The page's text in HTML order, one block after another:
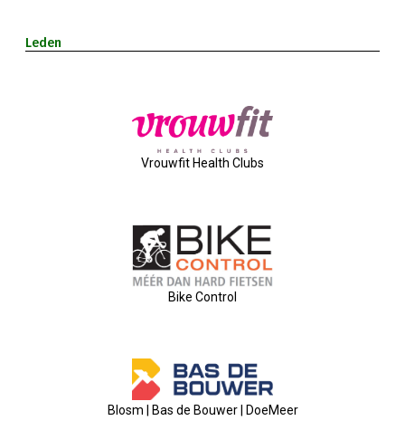
Save The Date: 13 April 2023
Ledendag 2022: Nieuw Begin
ALV 2022 - Notulen
Privé Adressen
Leden
Vrouwfit Health Clubs
Bike Control
Blosm | Bas de Bouwer | DoeMeer